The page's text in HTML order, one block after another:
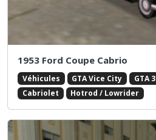
1953 Ford Coupe Cabrio
Véhicules GTA Vice City GTA 3
Cabriolet
Hotrod / Lowrider